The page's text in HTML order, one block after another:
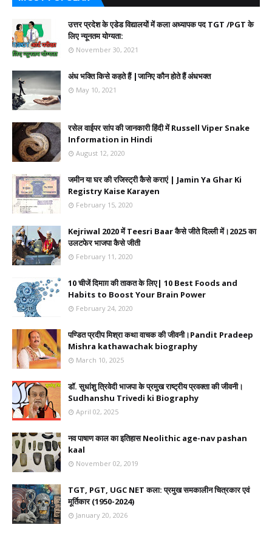
उत्तर प्रदेश के एडेड विद्यालयों में कला अध्यापक पद TGT /PGT के
लिए न्यूनतम योग्यता:
November 30, 2021
अंध भक्ति किसे कहते हैं |जानिए कौन होते हैं अंधभक्त
May 10, 2021
रसेल वाईपर सांप की जानकारी हिंदी में Russell Viper Snake
Information in Hindi
August 12, 2020
जमीन या घर की रजिस्ट्री कैसे कराएं | Jamin Ya Ghar Ki
Registry Kaise Karayen
February 15, 2020
Kejriwal 2020 में Teesri Baar कैसे जीते दिल्ली में।2025 का
उलटफेर भाजपा कैसे जीती
February 11, 2020
10 चीजें दिमाग़ की ताकत के लिए| 10 Best Foods and
Habits to Boost Your Brain Power
February 24, 2020
पण्डित प्रदीप मिश्रा कथा वाचक की जीवनी।Pandit Pradeep
Mishra kathawachak biography
March 10, 2025
डॉ. सुधांशु त्रिवेदी भाजपा के प्रमुख राष्ट्रीय प्रवक्ता की जीवनी।
Sudhanshu Trivedi ki Biography
April 02, 2025
नव पाषाण काल का इतिहास Neolithic age-nav pashan
kaal
November 02, 2019
TGT, PGT, UGC NET कला: प्रमुख समकालीन चित्रकार एवं
मूर्तिकार (1950-2024)
January 20, 2026